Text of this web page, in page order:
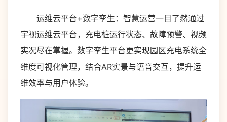
运维云平台+数字孪生：智慧运营一目了然通过
宇视运维云平台，充电桩运行状态、故障预警、视频
实况尽在掌握。数字孪生平台更实现园区充电系统全
维度可视化管理，结合AR实景与语音交互，提升运
维效率与用户体验。